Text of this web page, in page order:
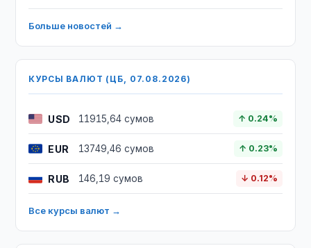
Больше новостей →
КУРСЫ ВАЛЮТ (ЦБ, 07.08.2026)
USD 11915,64 сумов ↑ 0.24%
EUR 13749,46 сумов ↑ 0.23%
RUB 146,19 сумов ↓ 0.12%
Все курсы валют →